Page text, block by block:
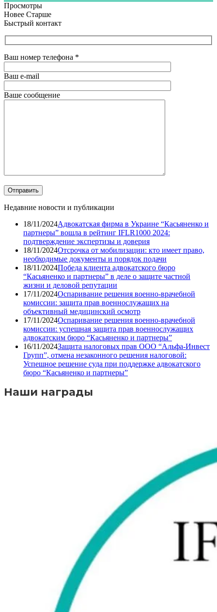
Просмотры
Новее Старше
Быстрый контакт
Ваш номер телефона *
Ваш e-mail
Ваше сообщение
Недавние новости и публикации
18/11/2024Адвокатская фирма в Украине “Касьяненко и
партнеры” вошла в рейтинг IFLR1000 2024:
подтверждение экспертизы и доверия
18/11/2024Отсрочка от мобилизации: кто имеет право,
необходимые документы и порядок подачи
18/11/2024Победа клиента адвокатского бюро
“Касьяненко и партнеры” в деле о защите частной
жизни и деловой репутации
17/11/2024Оспаривание решения военно-врачебной
комиссии: защита прав военнослужащих на
объективный медицинский осмотр
17/11/2024Оспаривание решения военно-врачебной
комиссии: успешная защита прав военнослужащих
адвокатским бюро “Касьяненко и партнеры”
16/11/2024Защита налоговых прав ООО “Альфа-Инвест
Групп”, отмена незаконного решения налоговой:
Успешное решение суда при поддержке адвокатского
бюро “Касьяненко и партнеры”
Наши награды